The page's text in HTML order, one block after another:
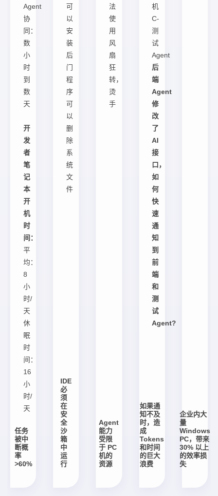
Agent
协
同：
数
小
时
到
数
天
开
发
者
笔
记
本
开
机
时
间：
平
均：
8
小
时/
天
休
眠
时
间：
16
小
时/
天
任务
被中
断概
率
>60%
可
以
安
装
后
门
程
序
可
以
删
除
系
统
文
件
IDE
必
须
在
安
全
沙
箱
中
运
行
法
使
用
风
扇
狂
转，
烫
手
Agent
能力
受限
于 PC
机的
资源
机
C-
测
试
Agent
后
端
Agent
修
改
了
AI
接
口，
如
何
快
速
通
知
到
前
端
和
测
试
Agent?
如果通
知不及
时，造
成
Tokens
和时间
的巨大
浪费
企业内大
量
Windows
PC，带来
30% 以上
的效率损
失